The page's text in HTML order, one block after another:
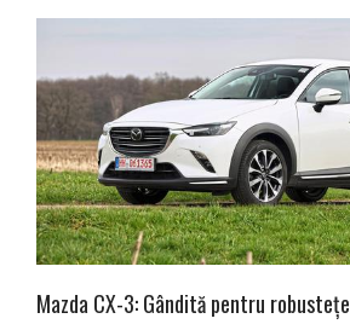
Mazda CX-3: Gândită pentru robustețe